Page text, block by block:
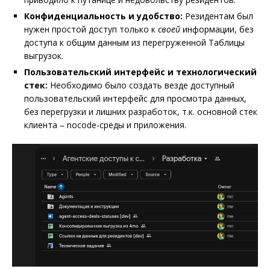
Конфиденциальность и удобство: Резидентам был
нужен простой доступ только к своей информации, без
доступа к общим данным из перегруженной Таблицы
выгрузок.
Пользовательский интерфейс и технологический
стек: Необходимо было создать везде доступный
пользовательский интерфейс для просмотра данных,
без перегрузки и лишних разработок, т.к. основной стек
клиента – nocode-среды и приложения.